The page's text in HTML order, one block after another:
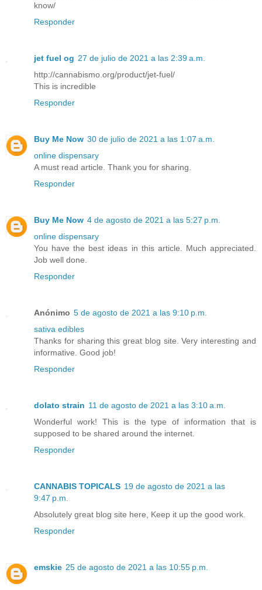
know/
Responder
jet fuel og 27 de julio de 2021 a las 2:39 a.m.
http://cannabismo.org/product/jet-fuel/
This is incredible
Responder
Buy Me Now 30 de julio de 2021 a las 1:07 a.m.
online dispensary
A must read article. Thank you for sharing.
Responder
Buy Me Now 4 de agosto de 2021 a las 5:27 p.m.
online dispensary
You have the best ideas in this article. Much appreciated.
Job well done.
Responder
Anónimo 5 de agosto de 2021 a las 9:10 p.m.
sativa edibles
Thanks for sharing this great blog site. Very interesting and
informative. Good job!
Responder
dolato strain 11 de agosto de 2021 a las 3:10 a.m.
Wonderful work! This is the type of information that is
supposed to be shared around the internet.
Responder
CANNABIS TOPICALS 19 de agosto de 2021 a las
9:47 p.m.
Absolutely great blog site here, Keep it up the good work.
Responder
emskie 25 de agosto de 2021 a las 10:55 p.m.